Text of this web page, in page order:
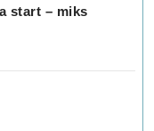
start – miks